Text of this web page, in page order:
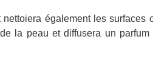
également les surfaces
la peau et diffusera un parfum